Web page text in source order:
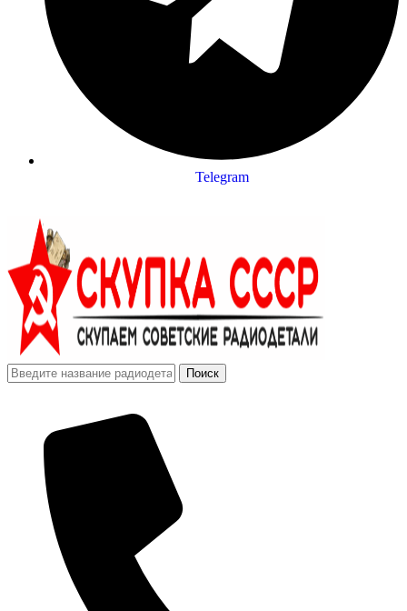
Telegram
Поиск